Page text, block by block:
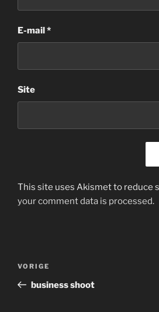
E-mail*
Site
This site uses Akismet to reduce
your comment data is processed.
Vorig
bericht
VORIGE
business shoot